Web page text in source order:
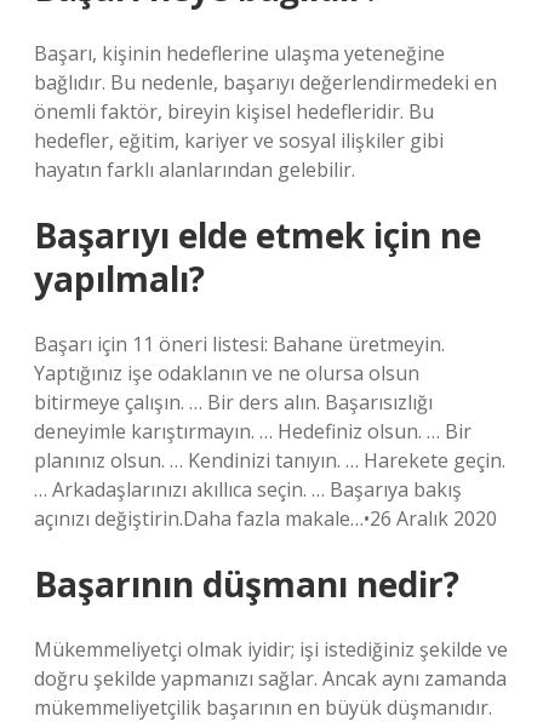
Başarı, kişinin hedeflerine ulaşma yeteneğine
bağlıdır. Bu nedenle, başarıyı değerlendirmedeki en
önemli faktör, bireyin kişisel hedefleridir. Bu
hedefler, eğitim, kariyer ve sosyal ilişkiler gibi
hayatın farklı alanlarından gelebilir.
Başarıyı elde etmek için ne
yapılmalı?
Başarı için 11 öneri listesi: Bahane üretmeyin.
Yaptığınız işe odaklanın ve ne olursa olsun
bitirmeye çalışın. … Bir ders alın. Başarısızlığı
deneyimle karıştırmayın. … Hedefiniz olsun. … Bir
planınız olsun. … Kendinizi tanıyın. … Harekete geçin.
… Arkadaşlarınızı akıllıca seçin. … Başarıya bakış
açınızı değiştirin.Daha fazla makale…•26 Aralık 2020
Başarının düşmanı nedir?
Mükemmeliyetçi olmak iyidir; işi istediğiniz şekilde ve
doğru şekilde yapmanızı sağlar. Ancak aynı zamanda
mükemmeliyetçilik başarının en büyük düşmanıdır.